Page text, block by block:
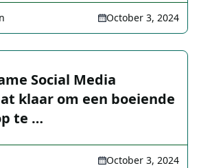
October 3, 2024
Social Media
klaar om een boeiende
te …
October 3, 2024